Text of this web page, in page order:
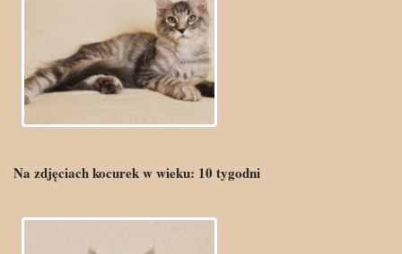
Na zdjęciach kocurek w wieku: 10 tygodni